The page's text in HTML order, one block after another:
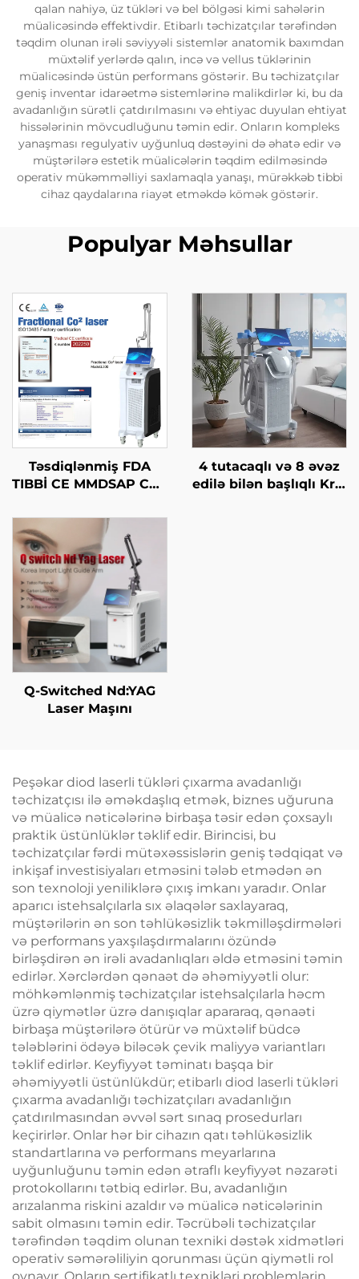
qalan nahiyə, üz tükləri və bel bölgəsi kimi sahələrin
müalicəsində effektivdir. Etibarlı təchizatçılar tərəfindən
təqdim olunan irəli səviyyəli sistemlər anatomik baxımdan
müxtəlif yerlərdə qalın, incə və vellus tüklərinin
müalicəsində üstün performans göstərir. Bu təchizatçılar
geniş inventar idarəetmə sistemlərinə malikdirlər ki, bu da
avadanlığın sürətli çatdırılmasını və ehtiyac duyulan ehtiyat
hissələrinin mövcudluğunu təmin edir. Onların kompleks
yanaşması regulyativ uyğunluq dəstəyini də əhatə edir və
müştərilərə estetik müalicələrin təqdim edilməsində
operativ mükəmməlliyi saxlamaqla yanaşı, mürəkkəb tibbi
cihaz qaydalarına riayət etməkdə kömək göstərir.
Populyar Məhsullar
Təsdiqlənmiş FDA
TIBBİ CE MMDSAP CO2
Maşını
4 tutacaqlı və 8 əvəz
edilə bilən başlıqlı Krio
Q-Switched Nd:YAG
Laser Maşını
Peşəkar diod laserli tükləri çıxarma avadanlığı
təchizatçısı ilə əməkdaşlıq etmək, biznes uğuruna
və müalicə nəticələrinə birbaşa təsir edən çoxsaylı
praktik üstünlüklər təklif edir. Birincisi, bu
təchizatçılar fərdi mütəxəssislərin geniş tədqiqat və
inkişaf investisiyaları etməsini tələb etmədən ən
son texnoloji yeniliklərə çıxış imkanı yaradır. Onlar
aparıcı istehsalçılarla sıx əlaqələr saxlayaraq,
müştərilərin ən son təhlükəsizlik təkmilləşdirmələri
və performans yaxşılaşdırmalarını özündə
birləşdirən ən irəli avadanlıqları əldə etməsini təmin
edirlər. Xərclərdən qənaət də əhəmiyyətli olur:
möhkəmlənmiş təchizatçılar istehsalçılarla həcm
üzrə qiymətlər üzrə danışıqlar apararaq, qənaəti
birbaşa müştərilərə ötürür və müxtəlif büdcə
tələblərini ödəyə biləcək çevik maliyyə variantları
təklif edirlər. Keyfiyyət təminatı başqa bir
əhəmiyyətli üstünlükdür; etibarlı diod laserli tükləri
çıxarma avadanlığı təchizatçıları avadanlığın
çatdırılmasından əvvəl sərt sınaq prosedurları
keçirirlər. Onlar hər bir cihazın qatı təhlükəsizlik
standartlarına və performans meyarlarına
uyğunluğunu təmin edən ətraflı keyfiyyət nəzarəti
protokollarını tətbiq edirlər. Bu, avadanlığın
arızalanma riskini azaldır və müalicə nəticələrinin
sabit olmasını təmin edir. Təcrübəli təchizatçılar
tərəfindən təqdim olunan texniki dəstək xidmətləri
operativ səmərəliliyin qorunması üçün qiymətli rol